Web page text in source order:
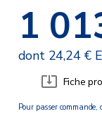
1
dont 24,24 €
Fiche
Pour passer